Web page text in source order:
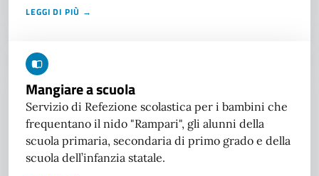
LEGGI DI PIÙ →
Mangiare a scuola
Servizio di Refezione scolastica per i bambini che
frequentano il nido "Rampari", gli alunni della
scuola primaria, secondaria di primo grado e della
scuola dell’infanzia statale.